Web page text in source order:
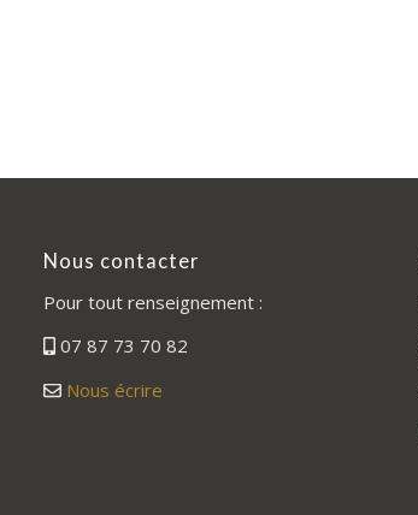
Nous contacter
Pour tout renseignement :
07 87 73 70 82
Nous écrire